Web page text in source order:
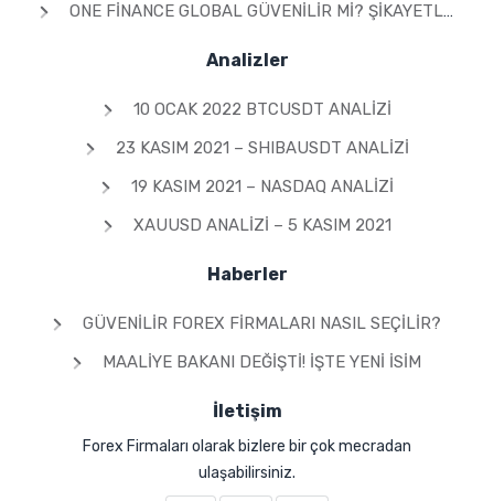
ONE FINANCE GLOBAL GÜVENILIR MI? ŞIKAYETLER & YORUMLAR 2026
Analizler
10 OCAK 2022 BTCUSDT ANALIZI
23 KASIM 2021 – SHIBAUSDT ANALIZI
19 KASIM 2021 – NASDAQ ANALIZI
XAUUSD ANALIZI – 5 KASIM 2021
Haberler
GÜVENILIR FOREX FIRMALARI NASIL SEÇILIR?
MAALIYE BAKANI DEĞIŞTI! İŞTE YENI İSIM
İletişim
Forex Firmaları olarak bizlere bir çok mecradan
ulaşabilirsiniz.